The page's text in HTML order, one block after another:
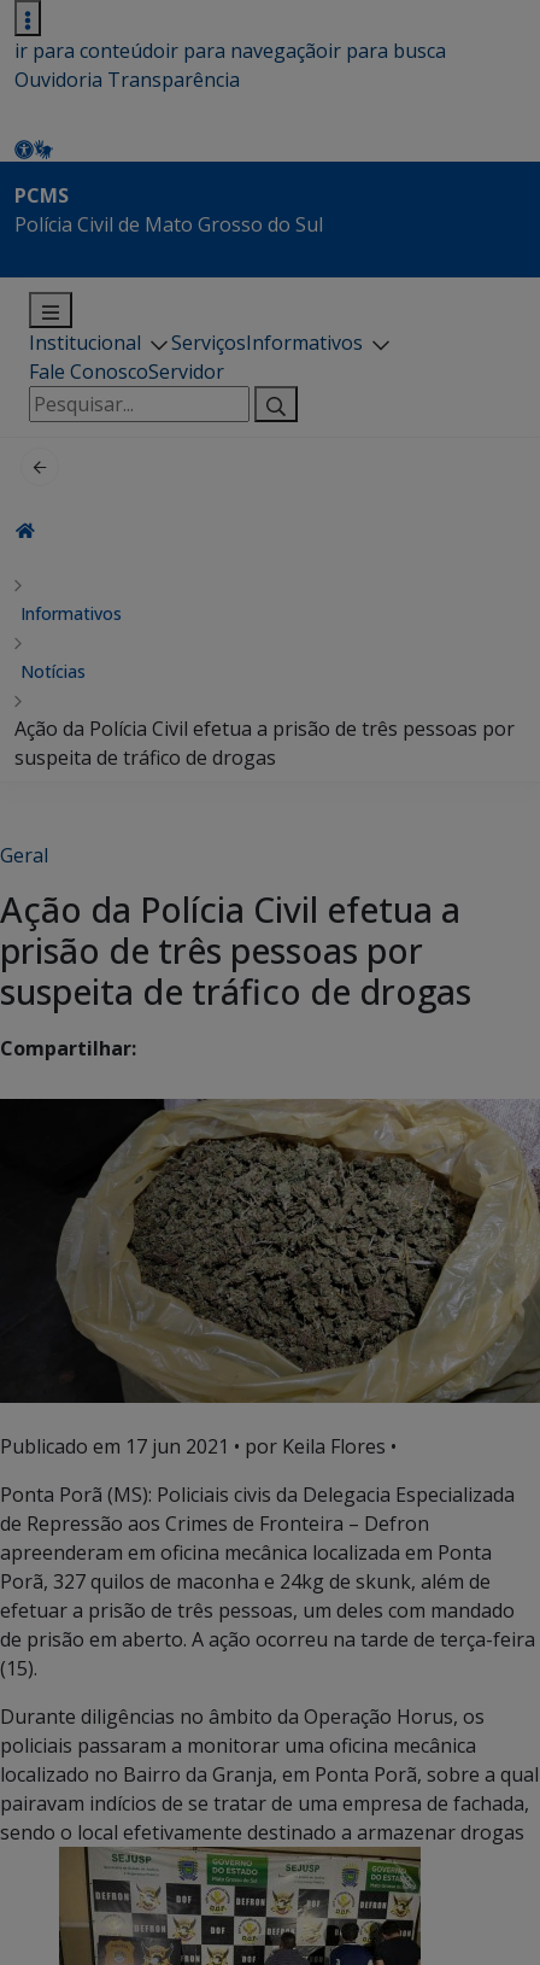
ir para conteúdoir para navegaçãoir para busca
Ouvidoria Transparência
PCMS
Polícia Civil de Mato Grosso do Sul
Institucional ServiçosInformativos
Fale ConoscoServidor
Pesquisar
por:
Informativos
Notícias
Ação da Polícia Civil efetua a prisão de três pessoas por
suspeita de tráfico de drogas
Geral
Ação da Polícia Civil efetua a
prisão de três pessoas por
suspeita de tráfico de drogas
Compartilhar:
Publicado em 17 jun 2021 • por Keila Flores •
Ponta Porã (MS): Policiais civis da Delegacia Especializada
de Repressão aos Crimes de Fronteira – Defron
apreenderam em oficina mecânica localizada em Ponta
Porã, 327 quilos de maconha e 24kg de skunk, além de
efetuar a prisão de três pessoas, um deles com mandado
de prisão em aberto. A ação ocorreu na tarde de terça-feira
(15).
Durante diligências no âmbito da Operação Horus, os
policiais passaram a monitorar uma oficina mecânica
localizado no Bairro da Granja, em Ponta Porã, sobre a qual
pairavam indícios de se tratar de uma empresa de fachada,
sendo o local efetivamente destinado a armazenar drogas